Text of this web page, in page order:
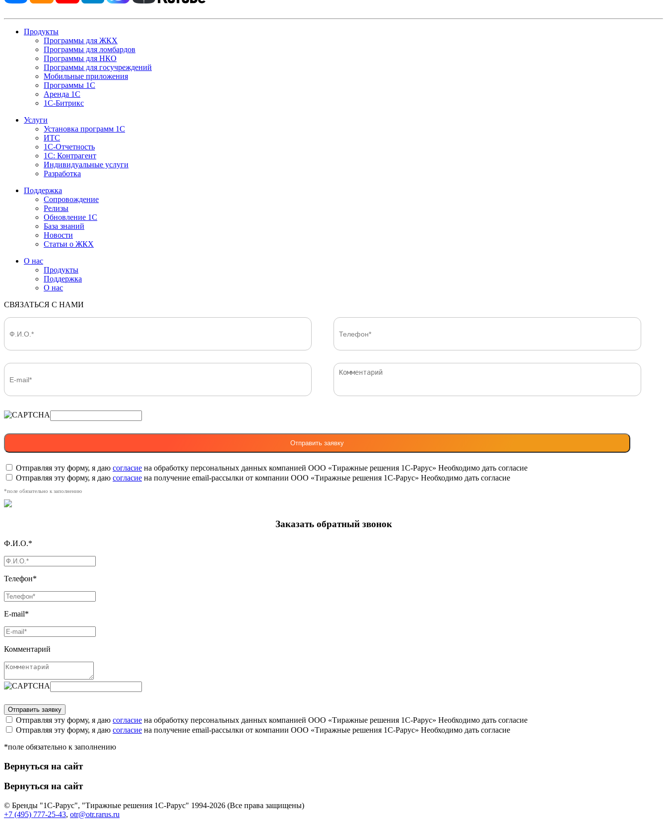
Продукты
Программы для ЖКХ
Программы для ломбардов
Программы для НКО
Программы для госучреждений
Мобильные приложения
Программы 1С
Аренда 1С
1С-Битрикс
Услуги
Установка программ 1С
ИТС
1С-Отчетность
1С: Контрагент
Индивидуальные услуги
Разработка
Поддержка
Сопровождение
Релизы
Обновление 1С
База знаний
Новости
Статьи о ЖКХ
О нас
Продукты
Поддержка
О нас
СВЯЗАТЬСЯ С НАМИ
Отправляя эту форму, я даю согласие на обработку персональных данных компанией ООО «Тиражные решения 1С-Рарус» Необходимо дать согласие
Отправляя эту форму, я даю согласие на получение email-рассылки от компании ООО «Тиражные решения 1С-Рарус» Необходимо дать согласие
*поле обязательно к заполнению
Заказать обратный звонок
Ф.И.О.*
Телефон*
E-mail*
Комментарий
Отправляя эту форму, я даю согласие на обработку персональных данных компанией ООО «Тиражные решения 1С-Рарус» Необходимо дать согласие
Отправляя эту форму, я даю согласие на получение email-рассылки от компании ООО «Тиражные решения 1С-Рарус» Необходимо дать согласие
*поле обязательно к заполнению
Вернуться на сайт
Вернуться на сайт
© Бренды "1С-Рарус", "Тиражные решения 1С-Рарус" 1994-2026 (Все права защищены)
+7 (495) 777-25-43, otr@otr.rarus.ru